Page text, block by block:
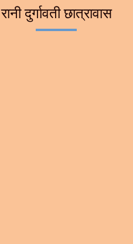
रानी दुर्गावती छात्रावास